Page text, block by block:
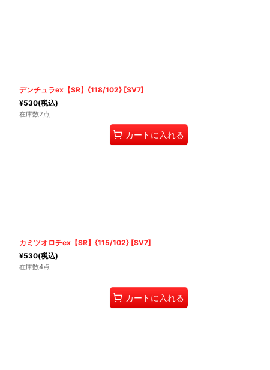
デンチュラex【SR】{118/102} [SV7]
¥530(税込)
在庫数2点
カートに入れる
カミツオロチex【SR】{115/102} [SV7]
¥530(税込)
在庫数4点
カートに入れる